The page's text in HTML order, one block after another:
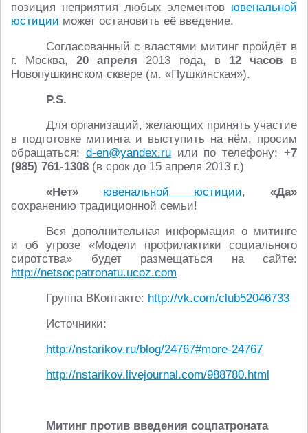
позиция неприятия любых элементов ювенальной
юстиции может остановить её введение.
Согласованный с властями митинг пройдёт в
г. Москва,20 апреля 2013 года, в 12 часовв
Новопушкинском сквере (м. «Пушкинская»).
P.S.
Для организаций, желающих принять участие
в подготовке митинга и выступить на нём, просим
обращаться: d-en@yandex.ruили по телефону:+7
(985) 761-1308 (в срок до 15 апреля 2013 г.)
«Нет»
ювенальной юстиции, «Да»
сохранению традиционной семьи!
Вся дополнительная информация о митинге
и об угрозе «Модели профилактики социального
сиротства» будет размещаться на сайте:
http://netsocpatronatu.ucoz.com
Группа ВКонтакте: http://vk.com/club52046733
Источники:
http://nstarikov.ru/blog/24767#more-24767
http://nstarikov.livejournal.com/988780.html
Митинг против введения соцпатроната